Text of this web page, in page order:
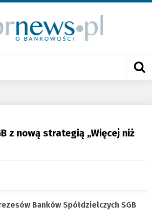
z nową strategią „Więcej niż
Banków Spółdzielczych SGB